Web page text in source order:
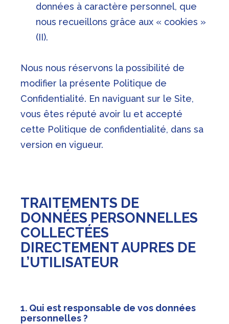
données à caractère personnel, que
nous recueillons grâce aux « cookies »
(II).
Nous nous réservons la possibilité de
modifier la présente Politique de
Confidentialité. En naviguant sur le Site,
vous êtes réputé avoir lu et accepté
cette Politique de confidentialité, dans sa
version en vigueur.
TRAITEMENTS DE
DONNÉES PERSONNELLES
COLLECTÉES
DIRECTEMENT AUPRES DE
L’UTILISATEUR
1. Qui est responsable de vos données
personnelles ?